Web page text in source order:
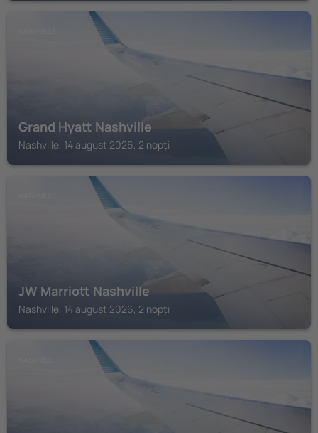
Grand Hyatt Nashville
Nashville, 14 august 2026, 2 nopți
JW Marriott Nashville
Nashville, 14 august 2026, 2 nopți